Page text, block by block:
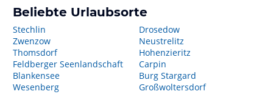
Beliebte Urlaubsorte
Stechlin
Zwenzow
Thomsdorf
Feldberger Seenlandschaft
Blankensee
Wesenberg
Drosedow
Neustrelitz
Hohenzieritz
Carpin
Burg Stargard
Großwoltersdorf